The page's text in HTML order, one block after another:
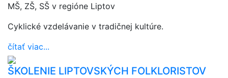
MŠ, ZŠ, SŠ v regióne Liptov
Cyklické vzdelávanie v tradičnej kultúre.
čítať viac...
ŠKOLENIE LIPTOVSKÝCH FOLKLORISTOV